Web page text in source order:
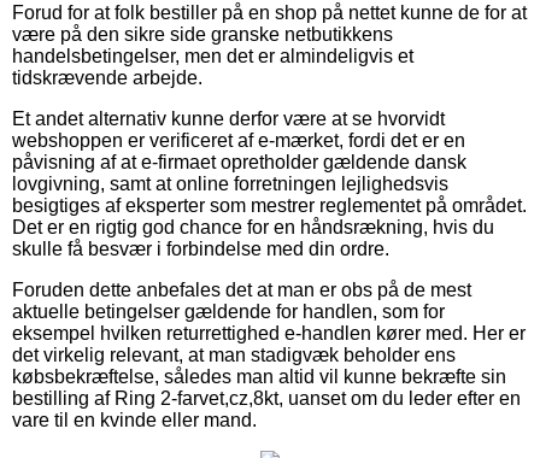
Forud for at folk bestiller på en shop på nettet kunne de for at
være på den sikre side granske netbutikkens
handelsbetingelser, men det er almindeligvis et
tidskrævende arbejde.
Et andet alternativ kunne derfor være at se hvorvidt
webshoppen er verificeret af e-mærket, fordi det er en
påvisning af at e-firmaet opretholder gældende dansk
lovgivning, samt at online forretningen lejlighedsvis
besigtiges af eksperter som mestrer reglementet på området.
Det er en rigtig god chance for en håndsrækning, hvis du
skulle få besvær i forbindelse med din ordre.
Foruden dette anbefales det at man er obs på de mest
aktuelle betingelser gældende for handlen, som for
eksempel hvilken returrettighed e-handlen kører med. Her er
det virkelig relevant, at man stadigvæk beholder ens
købsbekræftelse, således man altid vil kunne bekræfte sin
bestilling af Ring 2-farvet,cz,8kt, uanset om du leder efter en
vare til en kvinde eller mand.